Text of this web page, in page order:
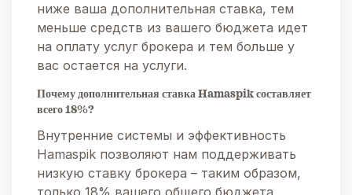
ниже ваша дополнительная ставка, тем
меньше средств из вашего бюджета идет
на оплату услуг брокера и тем больше у
вас остается на услуги.
Почему дополнительная ставка Hamaspik составляет
всего 18%?
Внутренние системы и эффективность
Hamaspik позволяют нам поддерживать
низкую ставку брокера – таким образом,